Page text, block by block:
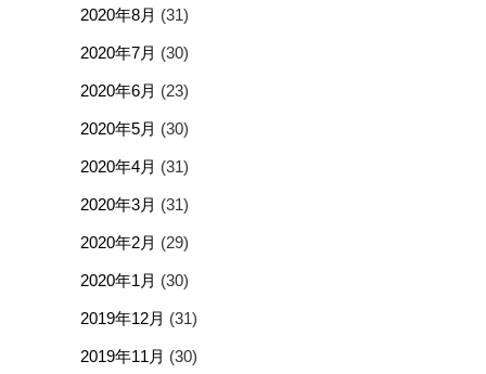
2020年8月 (31)
2020年7月 (30)
2020年6月 (23)
2020年5月 (30)
2020年4月 (31)
2020年3月 (31)
2020年2月 (29)
2020年1月 (30)
2019年12月 (31)
2019年11月 (30)